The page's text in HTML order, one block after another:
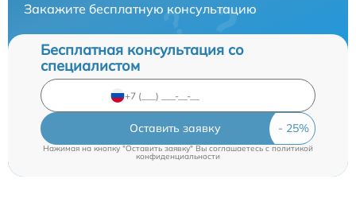
Закажите бесплатную консультацию
Бесплатная консультация со
специалистом
Оставить заявку
Нажимая на кнопку "Оставить заявку" Вы соглашаетесь c политикой
конфиденциальности